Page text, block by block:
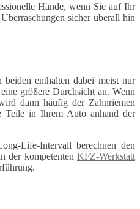
Hände, wenn Sie auf Ihr
sicher überall hin
beiden enthalten dabei meist nur
größere Durchsicht an. Wenn
dann häufig der Zahnriemen
Teile in Ihrem Auto anhand der
Life-Intervall berechnen den
der kompetenten KFZ-Werkstatt